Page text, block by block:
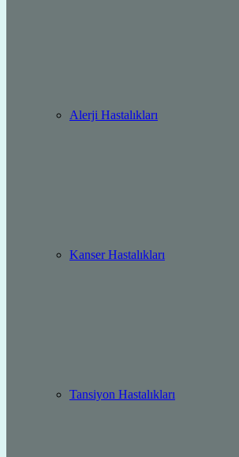
Alerji Hastalıkları
Kanser Hastalıkları
Tansiyon Hastalıkları